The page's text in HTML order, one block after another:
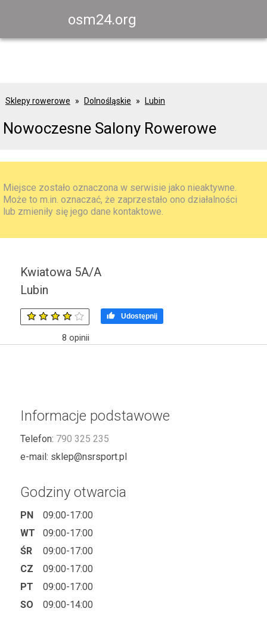
osm24.org
Sklepy rowerowe Dolnośląskie Lubin
Nowoczesne Salony Rowerowe
Miejsce zostało oznaczona w serwisie jako nieaktywne.
Może to m.in. oznaczać, że zaprzestało ono działalności
lub zmieniły się jego dane kontaktowe.
Kwiatowa 5A/A
Lubin
8 opinii
 Udostępnij
Informacje podstawowe
Telefon: 790 325 235
e-mail: sklep@nsrsport.pl
Godziny otwarcia
PN
09:00-17:00
WT
09:00-17:00
ŚR
09:00-17:00
CZ
09:00-17:00
PT
09:00-17:00
SO
09:00-14:00